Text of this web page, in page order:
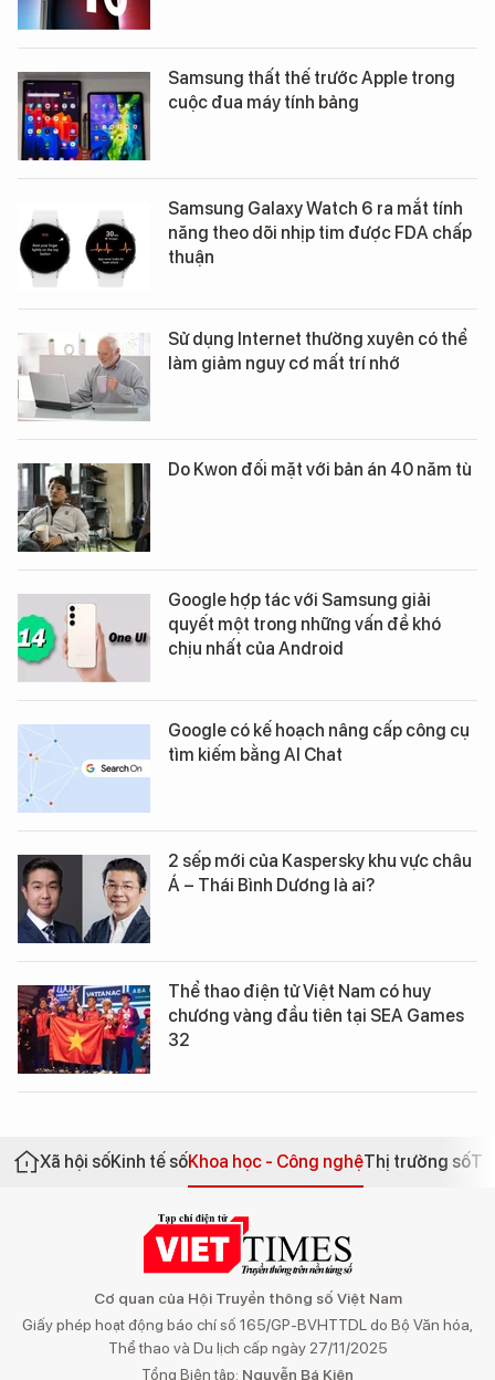
Samsung thất thế trước Apple trong
cuộc đua máy tính bảng
Samsung Galaxy Watch 6 ra mắt tính
năng theo dõi nhịp tim được FDA chấp
thuận
Sử dụng Internet thường xuyên có thể
làm giảm nguy cơ mất trí nhớ
Do Kwon đối mặt với bản án 40 năm tù
Google hợp tác với Samsung giải
quyết một trong những vấn đề khó
chịu nhất của Android
Google có kế hoạch nâng cấp công cụ
tìm kiếm bằng AI Chat
2 sếp mới của Kaspersky khu vực châu
Á – Thái Bình Dương là ai?
Thể thao điện tử Việt Nam có huy
chương vàng đầu tiên tại SEA Games
32
Xã hội sốKinh tế sốKhoa học - Công nghệThị trường số
Cơ quan của Hội Truyền thông số Việt Nam
Giấy phép hoạt động báo chí số 165/GP-BVHTTDL do Bộ Văn hóa,
Thể thao và Du lịch cấp ngày 27/11/2025
Tổng Biên tập: Nguyễn Bá Kiên